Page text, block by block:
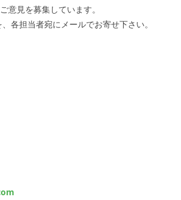
意見を募集しています。
各担当者宛にメールでお寄せ下さい。
飯島 信